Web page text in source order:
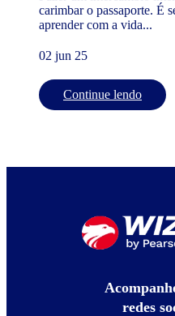
carimbar o passaporte. É
aprender com a vida...
02 jun 25
Continue lendo
redes